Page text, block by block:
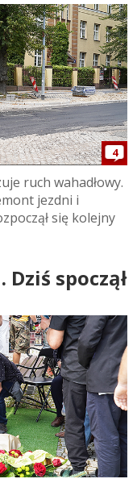
4
ruch wahadłowy.
jezdni i
się kolejny
Dziś spoczął